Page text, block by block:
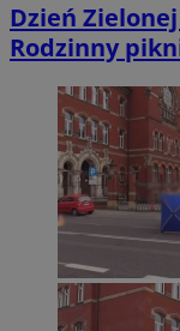
Dzień
Rodzinny